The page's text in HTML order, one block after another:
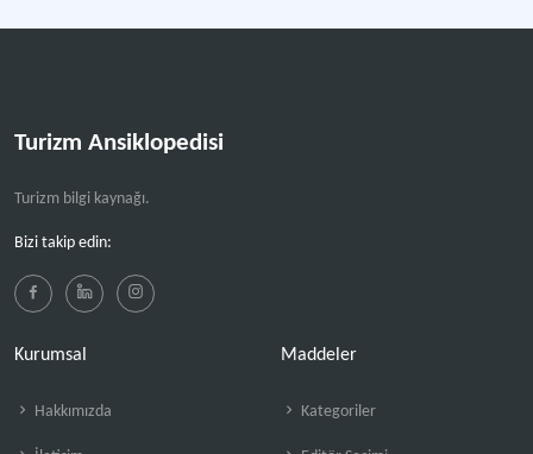
Turizm Ansiklopedisi
Turizm bilgi kaynağı.
Bizi takip edin:
Kurumsal
Hakkımızda
Maddeler
Kategoriler